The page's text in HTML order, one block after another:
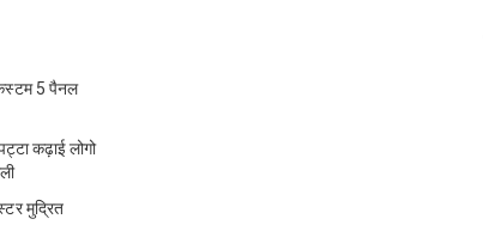
5 पैनल
कढ़ाई लोगो
मुद्रित